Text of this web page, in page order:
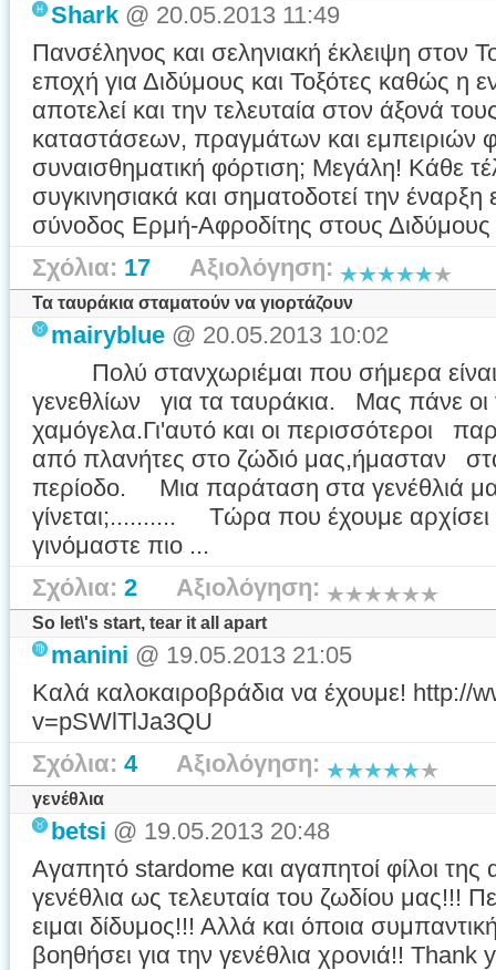
Shark @ 20.05.2013 11:49
Πανσέληνος και σεληνιακή έκλειψη στον
εποχή για Διδύμους και Τοξότες καθώς η
αποτελεί και την τελευταία στον άξονά
καταστάσεων, πραγμάτων και εμπειριών
συναισθηματική φόρτιση; Μεγάλη! Κάθε
συγκινησιακά και σηματοδοτεί την
σύνοδος Ερμή-Αφροδίτης στους Διδύμους
Σχόλια: 17 Αξιολόγηση:
Τα ταυράκια σταματούν να γιορτάζουν
mairyblue @ 20.05.2013 10:02
Πολύ στανχωριέμαι που σήμερα είναι
γενεθλίων για τα ταυράκια. Μας πάνε οι
χαμόγελα.Γι'αυτό και οι περισσότεροι
από πλανήτες στο ζώδιό μας,ήμασταν
περίοδο. Μια παράταση στα γενέθλιά
γίνεται;.......... Τώρα που έχουμε αρχίσει
γινόμαστε πιο ...
Σχόλια: 2 Αξιολόγηση:
So let\'s start, tear it all apart
manini @ 19.05.2013 21:05
Καλά καλοκαιροβράδια να έχουμε! http://
v=pSWlTlJa3QU
Σχόλια: 4Αξιολόγηση:
γενέθλια
betsi @ 19.05.2013 20:48
Αγαπητό stardome και αγαπητοί φίλοι
γενέθλια ως τελευταία του ζωδίου μας!!!
ειμαι δίδυμος!!! Αλλά και όποια
βοηθήσει για την γενέθλια χρονιά!! Thank